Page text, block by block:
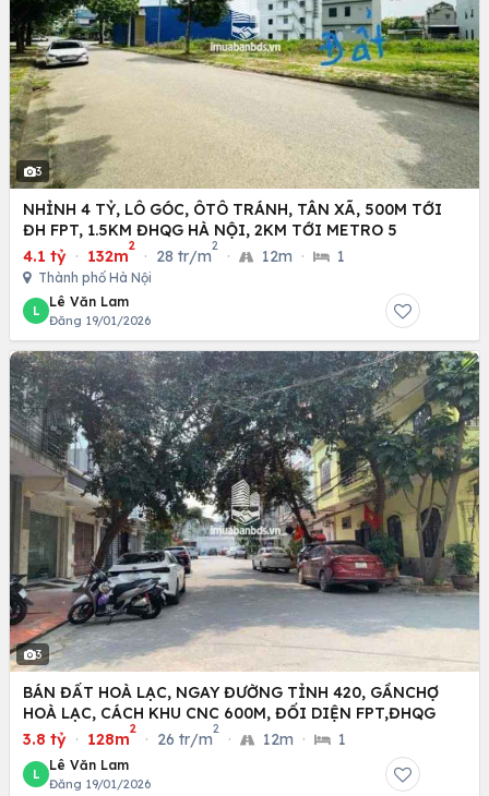
3
NHỈNH 4 TỶ, LÔ GÓC, ÔTÔ TRÁNH, TÂN XÃ, 500M TỚI
ĐH FPT, 1.5KM ĐHQG HÀ NỘI, 2KM TỚI METRO 5
4.1 tỷ · 132m
2
· 28 tr/m
2
· 12m · 1
Thành phố Hà Nội
L
Lê Văn Lam
Đăng 19/01/2026
3
BÁN ĐẤT HOÀ LẠC, NGAY ĐƯỜNG TỈNH 420, GẦNCHỢ
HOÀ LẠC, CÁCH KHU CNC 600M, ĐỐI DIỆN FPT,ĐHQG
3.8 tỷ · 128m
2
· 26 tr/m
2
· 12m · 1
L
Lê Văn Lam
Đăng 19/01/2026